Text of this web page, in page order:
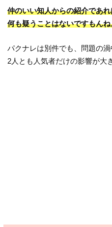
仲のいい知人からの紹介であれ
何も疑うことはないですもんね
パクナレは別件でも、問題の
2人とも人気者だけの影響が大